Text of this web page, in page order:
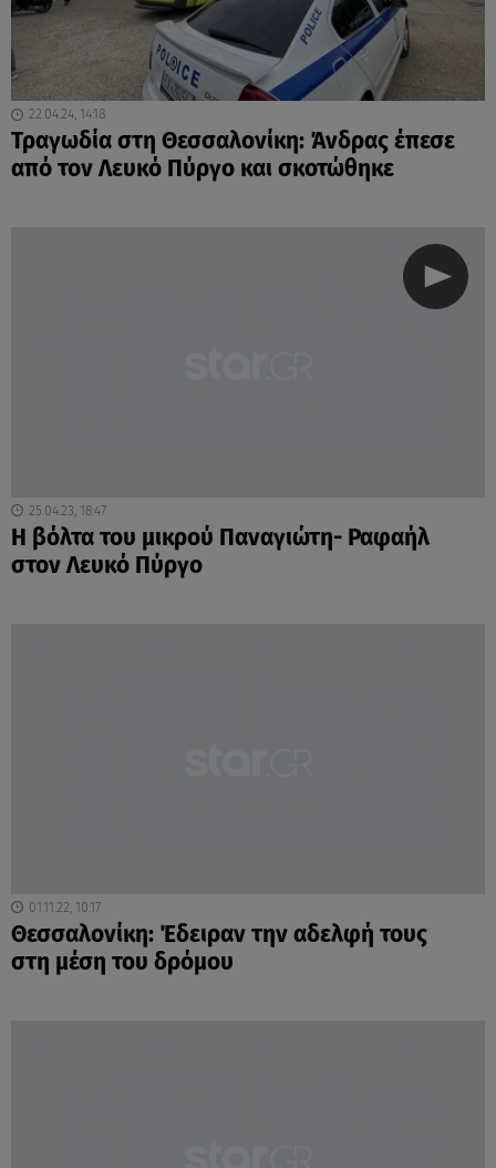
22.04.24, 14:18
Τραγωδία στη Θεσσαλονίκη: Άνδρας έπεσε
από τον Λευκό Πύργο και σκοτώθηκε
25.04.23, 18:47
Η βόλτα του μικρού Παναγιώτη- Ραφαήλ
στον Λευκό Πύργο
01.11.22, 10:17
Θεσσαλονίκη: Έδειραν την αδελφή τους
στη μέση του δρόμου